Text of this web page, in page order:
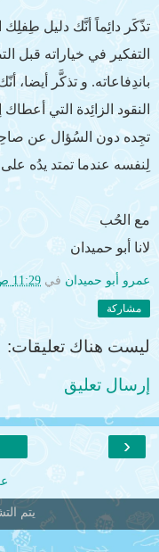
تذّكَر دائِماً أنَّك دليل
التفكير في خياراته قبل
باندِفاعاته. و تذكَّر أيضا،
النقود الزائِدة التي
تجِده دون السُؤال عن
لِنفسه عندما تمتد يدُه
مع الحُب
لانا أبو حميدان
عمرو أبو حميدان في 11:29 ص
مشاركة
ليست هناك تعليقات:
إرسال تعليق
‹
يتم